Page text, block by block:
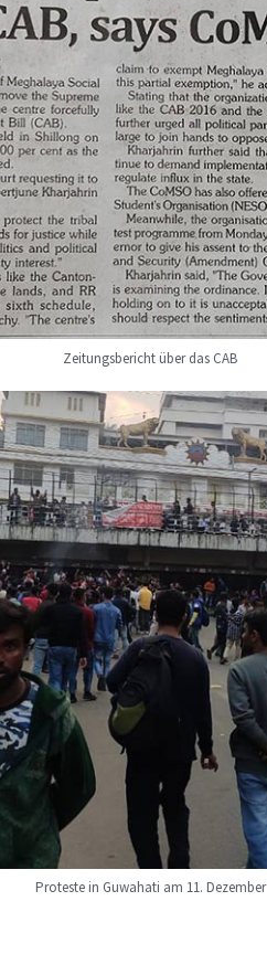
Zeitungsbericht über das CAB
Proteste in Guwahati am 11. Dezember